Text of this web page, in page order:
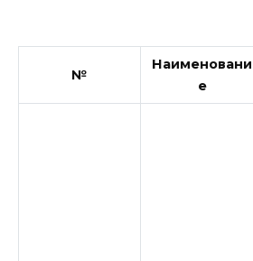
№
Наименовани
е